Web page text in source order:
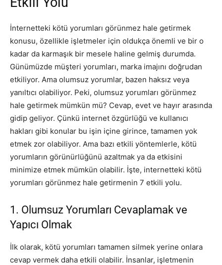
İnternetteki kötü yorumları görünmez hale getirmek
konusu, özellikle işletmeler için oldukça önemli ve bir o
kadar da karmaşık bir mesele haline gelmiş durumda.
Günümüzde müşteri yorumları, marka imajını doğrudan
etkiliyor. Ama olumsuz yorumlar, bazen haksız veya
yanıltıcı olabiliyor. Peki, olumsuz yorumları görünmez
hale getirmek mümkün mü? Cevap, evet ve hayır arasında
gidip geliyor. Çünkü internet özgürlüğü ve kullanıcı
hakları gibi konular bu işin içine girince, tamamen yok
etmek zor olabiliyor. Ama bazı etkili yöntemlerle, kötü
yorumların görünürlüğünü azaltmak ya da etkisini
minimize etmek mümkün olabilir. İşte, internetteki kötü
yorumları görünmez hale getirmenin 7 etkili yolu.
1. Olumsuz Yorumları Cevaplamak ve
Yapıcı Olmak
İlk olarak, kötü yorumları tamamen silmek yerine onlara
cevap vermek daha etkili olabilir. İnsanlar, işletmenin